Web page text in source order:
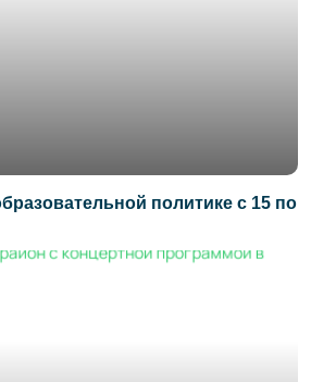
политике с 15 по